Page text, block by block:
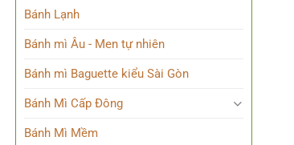
Bánh Lạnh
Bánh mì Âu - Men tự nhiên
Bánh mì Baguette kiểu Sài Gòn
Bánh Mì Cấp Đông
Bánh Mì Mềm